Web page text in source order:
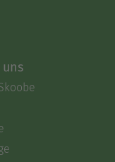
uns